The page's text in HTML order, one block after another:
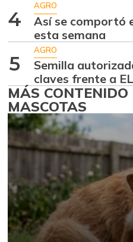
4
AGRO
Así se comportó
esta semana
5
AGRO
Semilla
claves frente a
MÁS CONTENIDO
MASCOTAS